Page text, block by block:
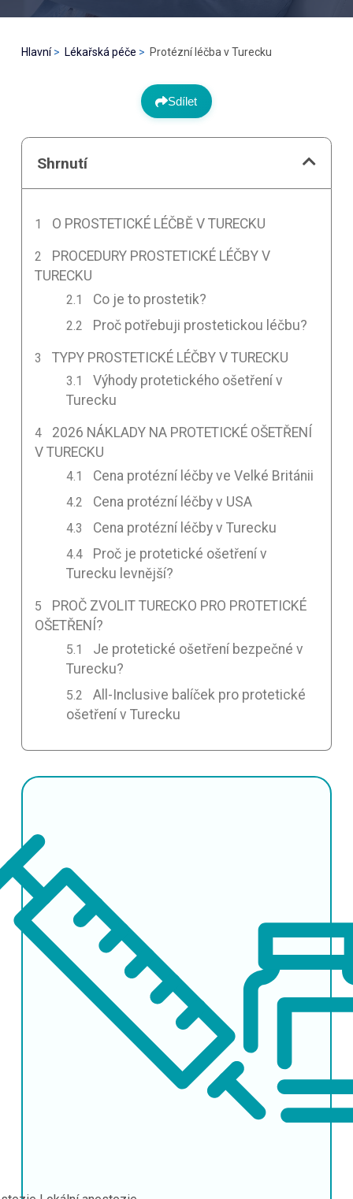
Hlavní Lékařská péče Protézní léčba v Turecku
Sdílet
Shrnutí
O PROSTETICKÉ LÉČBĚ V TURECKU
PROCEDURY PROSTETICKÉ LÉČBY V
TURECKU
Co je to prostetik?
Proč potřebuji prostetickou léčbu?
TYPY PROSTETICKÉ LÉČBY V TURECKU
Výhody protetického ošetření v
Turecku
2026 NÁKLADY NA PROTETICKÉ OŠETŘENÍ
V TURECKU
Cena protézní léčby ve Velké Británii
Cena protézní léčby v USA
Cena protézní léčby v Turecku
Proč je protetické ošetření v
Turecku levnější?
PROČ ZVOLIT TURECKO PRO PROTETICKÉ
OŠETŘENÍ?
Je protetické ošetření bezpečné v
Turecku?
All-Inclusive balíček pro protetické
ošetření v Turecku